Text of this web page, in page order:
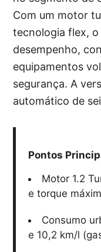
Com um motor
tecnologia flex, o
desempenho,
equipamentos
segurança. A
automático de
Pontos
Motor 1.2
e torque
Consumo
e 10,2 km/l